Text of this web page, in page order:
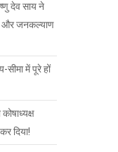
देव साय ने
और जनकल्याण
में पूरे हों
दिया!